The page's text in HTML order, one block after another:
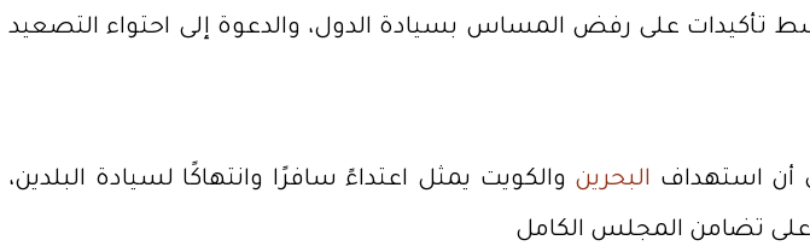
تأكيدات على رفض المساس بسيادة الدول، والدعوة إلى احتواء التصعيد
أن استهداف البحرين والكويت يمثل اعتداءً سافرًا وانتهاكًا لسيادة البلدين،
على تضامن المجلس الكامل